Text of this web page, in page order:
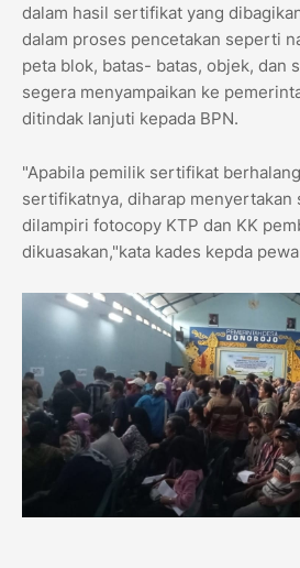
dalam hasil sertifikat yang
dalam proses pencetakan seperti
peta blok, batas- batas, objek, dan
segera menyampaikan ke
ditindak lanjuti kepada BPN.
"Apabila pemilik sertifikat
sertifikatnya, diharap menyertakan
dilampiri fotocopy KTP dan KK
dikuasakan,"kata kades kepda